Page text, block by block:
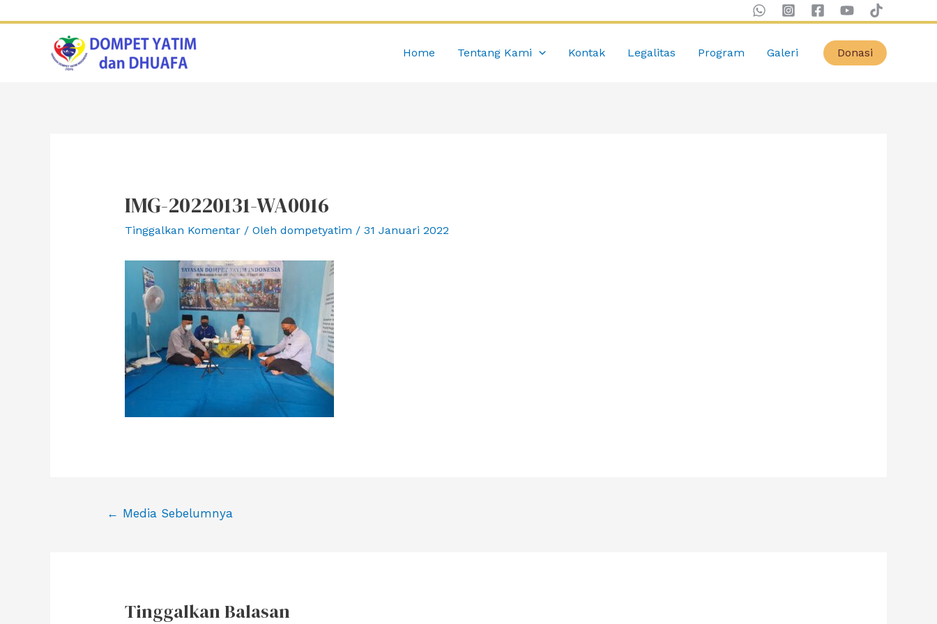
ke
Home Tentang Kami Kontak Legalitas Program Galeri Donasi
IMG-20220131-WA0016
Tinggalkan Komentar / Oleh dompetyatim / 31 Januari 2022
Navigasi
← Media Sebelumnya
Tinggalkan Balasan